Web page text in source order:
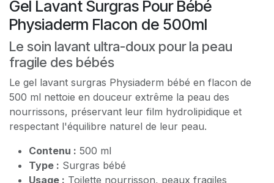
Gel Lavant Surgras Pour Bébé
Physiaderm Flacon de 500ml
Le soin lavant ultra-doux pour la peau
fragile des bébés
Le gel lavant surgras Physiaderm bébé en flacon de
500 ml nettoie en douceur extrême la peau des
nourrissons, préservant leur film hydrolipidique et
respectant l'équilibre naturel de leur peau.
Contenu : 500 ml
Type : Surgras bébé
Usage : Toilette nourrisson, peaux fragiles